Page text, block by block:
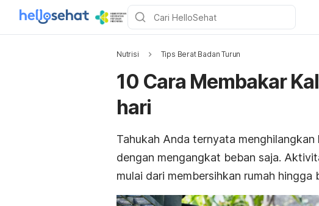
Nutrisi Tips Berat Badan Turun
10 Cara Membakar
hari
Tahukah Anda ternyata
dengan mengangkat beban saja.
mulai dari membersihkan rumah